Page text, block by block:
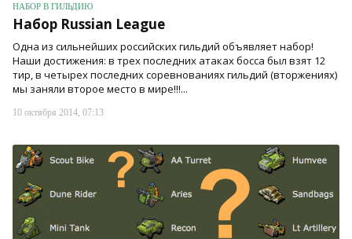
НАБОР В ГИЛЬДИЮ
Набор Russian League
Одна из сильнейших российских гильдий объявляет набор!
Наши достижения: в трех последних атаках босса был взят 12
тир, в четырех последних соревнованиях гильдий (вторжениях)
мы заняли второе место в мире!!!...
10 октября 2014, 07:13